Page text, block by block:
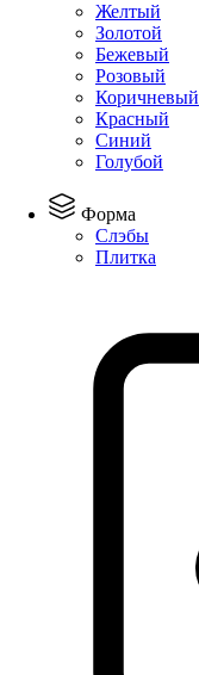
Желтый
Золотой
Бежевый
Розовый
Коричневый
Красный
Синий
Голубой
Форма
Слэбы
Плитка